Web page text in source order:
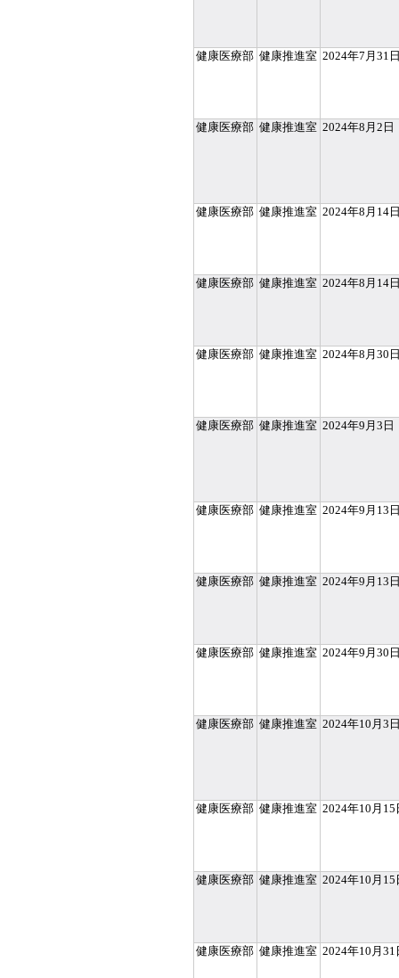
健康医療部 健康推進室 2024年7月31
健康医療部 健康推進室 2024年8月2日
健康医療部 健康推進室 2024年8月14
健康医療部 健康推進室 2024年8月14
健康医療部 健康推進室 2024年8月30
健康医療部 健康推進室 2024年9月3日
健康医療部 健康推進室 2024年9月13
健康医療部 健康推進室 2024年9月13
健康医療部 健康推進室 2024年9月30
健康医療部 健康推進室 2024年10月3
健康医療部 健康推進室 2024年10月15
健康医療部 健康推進室 2024年10月15
健康医療部 健康推進室 2024年10月31